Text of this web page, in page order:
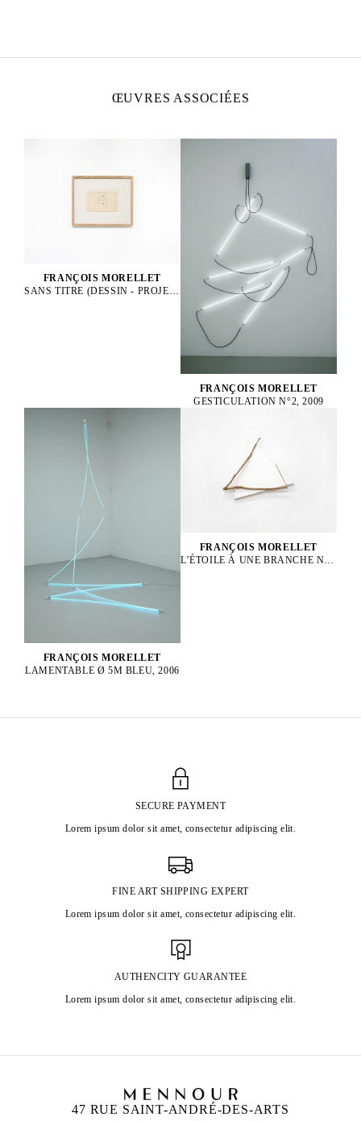
ŒUVRES ASSOCIÉES
FRANÇOIS MORELLET
SANS TITRE (DESSIN - PROJET), 1953
FRANÇOIS MORELLET
GESTICULATION N°2, 2009
FRANÇOIS MORELLET
LAMENTABLE Ø 5M BLEU, 2006
FRANÇOIS MORELLET
L’ÉTOILE À UNE BRANCHE N°1, 2003
SECURE PAYMENT
Lorem ipsum dolor sit amet, consectetur adipiscing elit.
FINE ART SHIPPING EXPERT
Lorem ipsum dolor sit amet, consectetur adipiscing elit.
AUTHENCITY GUARANTEE
Lorem ipsum dolor sit amet, consectetur adipiscing elit.
47 RUE SAINT-ANDRÉ-DES-ARTS